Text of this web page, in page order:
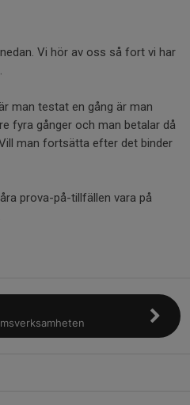
Vi hör av oss så fort vi har
man testat en gång är man
fyra gånger och man betalar då
man fortsätta efter det binder
prova-på-tillfällen vara på